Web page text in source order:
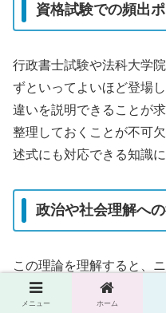
資格試験での頻出
行政書士試験や法科大学
ずといってよいほど登場
違いを説明できることが
整理しておくことが不可
述式にも対応できる知識に
政治や社会理解へ
この理論を理解すると、
根拠があるかどうか」と
政治や行政の動きを生活
メニュー ホーム